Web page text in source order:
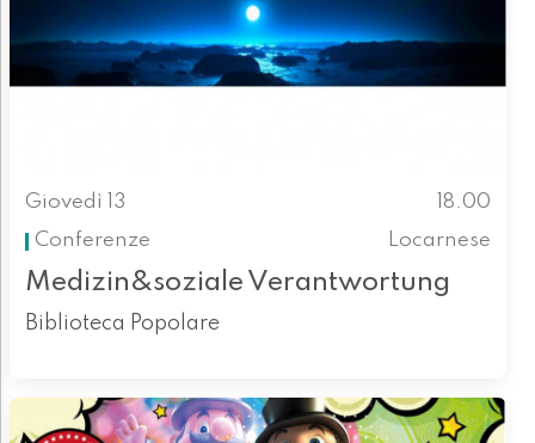
Giovedì 13
18.00
Conferenze
Locarnese
Medizin&soziale Verantwortung
Biblioteca Popolare